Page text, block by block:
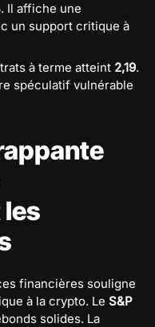
. Il affiche une
un support critique à
à terme atteint 2,19.
spéculatif vulnérable
financières souligne
à la crypto. Le S&P
solides. La